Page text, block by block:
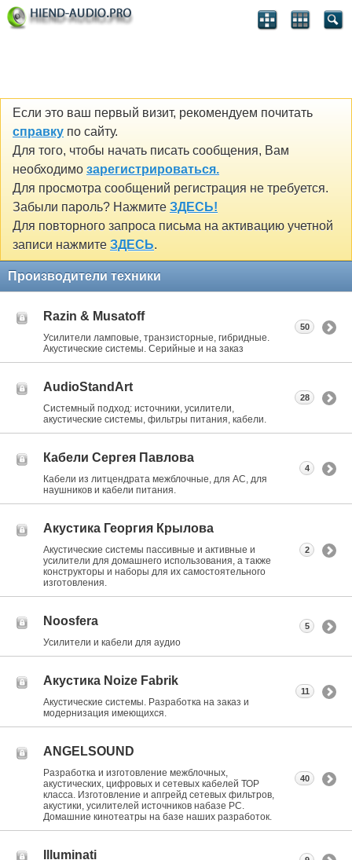
Если это ваш первый визит, рекомендуем почитать
справку по сайту.
Для того, чтобы начать писать сообщения, Вам
необходимо зарегистрироваться.
Для просмотра сообщений регистрация не требуется.
Забыли пароль? Нажмите ЗДЕСЬ!
Для повторного запроса письма на активацию учетной
записи нажмите ЗДЕСЬ.
Производители техники
Razin & Musatoff
Усилители ламповые, транзисторные, гибридные.
Акустические системы. Серийные и на заказ
50
AudioStandArt
Системный подход: источники, усилители,
акустические системы, фильтры питания, кабели.
28
Кабели Сергея Павлова
Кабели из литцендрата межблочные, для АС, для
наушников и кабели питания.
4
Акустика Георгия Крылова
Акустические системы пассивные и активные и
усилители для домашнего использования, а также
конструкторы и наборы для их самостоятельного
изготовления.
2
Noosfera
Усилители и кабели для аудио
5
Акустика Noize Fabrik
Акустические системы. Разработка на заказ и
модернизация имеющихся.
11
ANGELSOUND
Разработка и изготовление межблочных,
акустических, цифровых и сетевых кабелей ТОР
класса. Изготовление и апгрейд сетевых фильтров,
акустики, усилителей источников набазе РС.
Домашние кинотеатры на базе наших разработок.
40
Illuminati